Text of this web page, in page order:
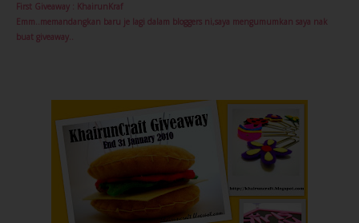
First Giveaway : KhairunKraf
Emm..memandangkan baru je lagi dalam bloggers ni,saya mengumumkan saya nak
buat giveaway..